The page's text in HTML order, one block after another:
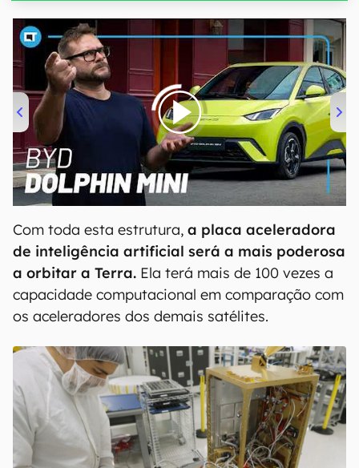
00:00/04:07
Com toda esta estrutura, a placa aceleradora
de inteligência artificial será a mais poderosa
a orbitar a Terra. Ela terá mais de 100 vezes a
capacidade computacional em comparação com
os aceleradores dos demais satélites.